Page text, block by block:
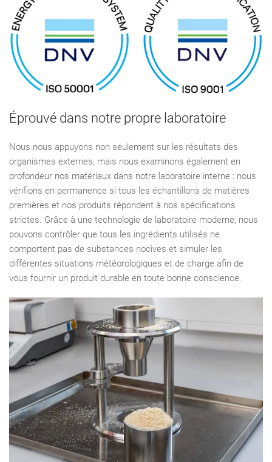
Éprouvé dans notre propre laboratoire
Nous nous appuyons non seulement sur les résultats des
organismes externes, mais nous examinons également en
profondeur nos matériaux dans notre laboratoire interne : nous
vérifions en permanence si tous les échantillons de matières
premières et nos produits répondent à nos spécifications
strictes. Grâce à une technologie de laboratoire moderne, nous
pouvons contrôler que tous les ingrédients utilisés ne
comportent pas de substances nocives et simuler les
différentes situations météorologiques et de charge afin de
vous fournir un produit durable en toute bonne conscience.